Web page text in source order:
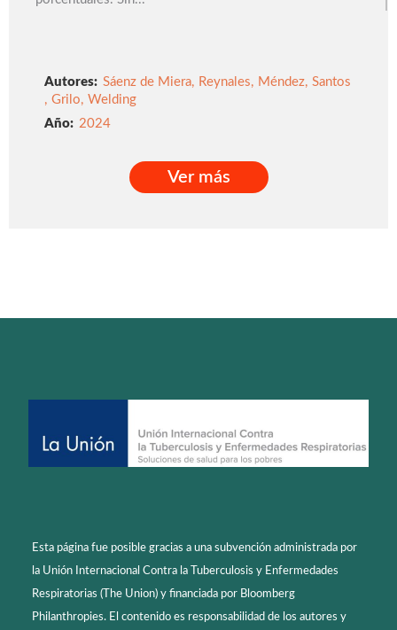
Autores: Sáenz de Miera, Reynales, Méndez, Santos
, Grilo, Welding
2024
Ver más
Esta página fue posible gracias a una subvención administrada por
la Unión Internacional Contra la Tuberculosis y Enfermedades
Respiratorias (The Union) y financiada por Bloomberg
Philanthropies. El contenido es responsabilidad de los autores y